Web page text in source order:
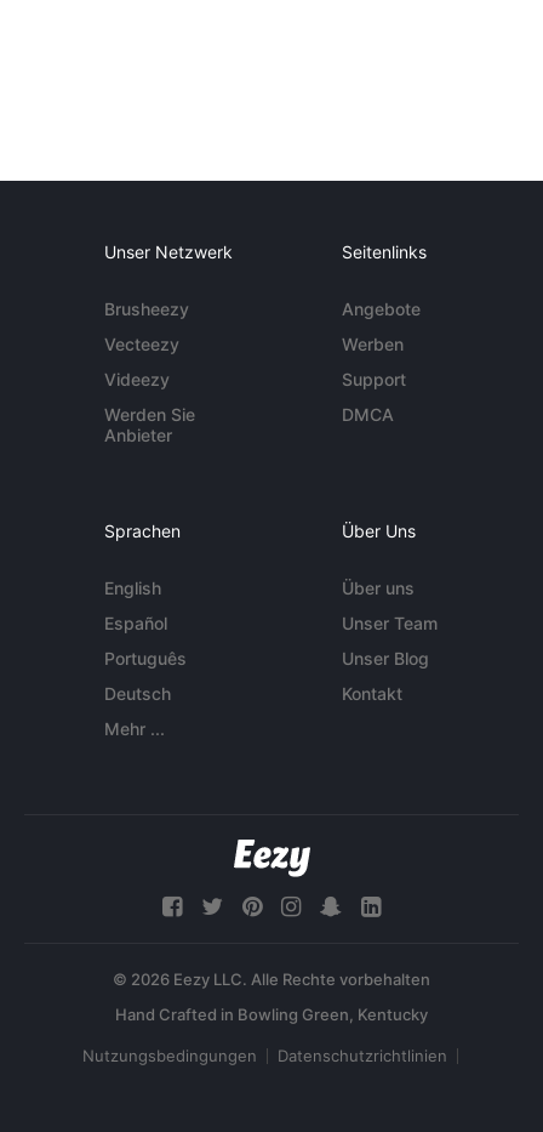
Unser Netzwerk
Brusheezy
Vecteezy
Videezy
Werden Sie
Anbieter
Seitenlinks
Angebote
Werben
Support
DMCA
Sprachen
English
Español
Português
Deutsch
Mehr ...
Über Uns
Über uns
Unser Team
Unser Blog
Kontakt
© 2026 Eezy LLC. Alle Rechte vorbehalten
Nutzungsbedingungen Datenschutzrichtlinien